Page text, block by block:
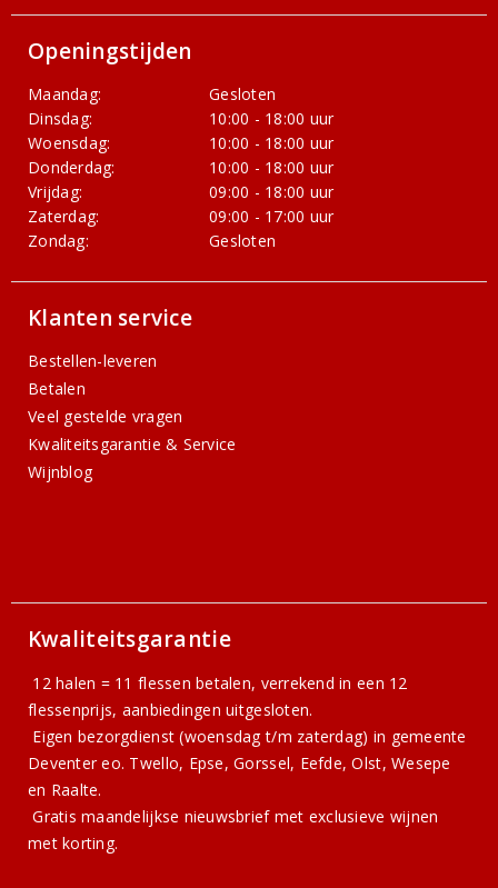
Openingstijden
Maandag:
Gesloten
Dinsdag:
10:00 - 18:00 uur
Woensdag:
10:00 - 18:00 uur
Donderdag:
10:00 - 18:00 uur
Vrijdag:
09:00 - 18:00 uur
Zaterdag:
09:00 - 17:00 uur
Zondag:
Gesloten
Klanten service
Bestellen-leveren
Betalen
Veel gestelde vragen
Kwaliteitsgarantie & Service
Wijnblog
Kwaliteitsgarantie
12 halen = 11 flessen betalen, verrekend in een 12
flessenprijs, aanbiedingen uitgesloten.
Eigen bezorgdienst (woensdag t/m zaterdag) in gemeente
Deventer eo. Twello, Epse, Gorssel, Eefde, Olst, Wesepe
en Raalte.
Gratismaandelijkse nieuwsbriefmet exclusieve wijnen
met korting.